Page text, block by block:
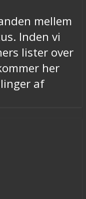
mellem
Inden vi
lister over
her
af